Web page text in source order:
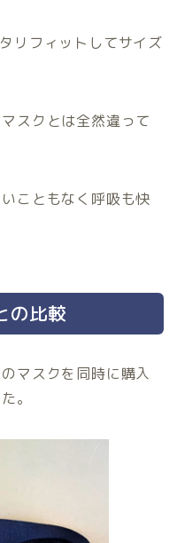
リフィットしてサイズ
スクとは全然違って
こともなく呼吸も快
の比較
マスクを同時に購入
。